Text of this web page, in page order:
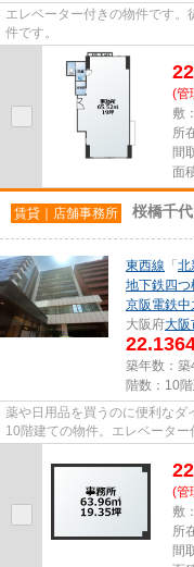
エレベーター付きの物件です
件です。
22
(管
敷
所
間
面
賃貸｜店舗事務所 桜橋千
東西線 「 北
地下鉄四つ
京阪電鉄中
大阪府大阪
築年数：築
階数：10
薬や日用品を買うのに便利なダ
10階建ての物件。エレベータ
(管
敷
所
間